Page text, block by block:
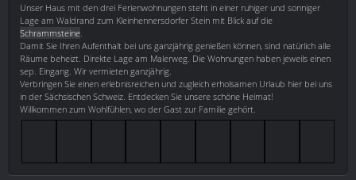
Unser Haus mit den drei Ferienwohnungen steht in einer ruhiger und sonniger
Lage am Waldrand zum Kleinhennersdorfer Stein mit Blick auf die
Schrammsteine
Damit Sie Ihren Aufenthalt bei uns ganzjährig genießen können, sind natürlich alle
Räume beheizt. Direkte Lage am Malerweg. Die Wohnungen haben jeweils einen
sep. Eingang. Wir vermieten ganzjährig.
Verbringen Sie einen erlebnisreichen und zugleich erholsamen Urlaub hier bei uns
in der Sächsischen Schweiz. Entdecken Sie unsere schöne Heimat!
Willkommen zum Wohlfühlen, wo der Gast zur Familie gehört.